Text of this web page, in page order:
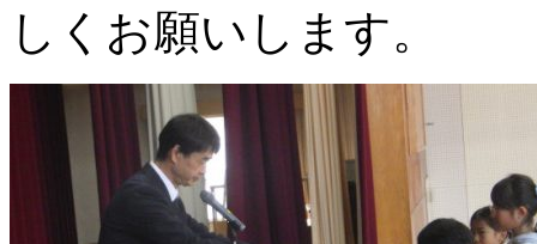
しくお願いします。